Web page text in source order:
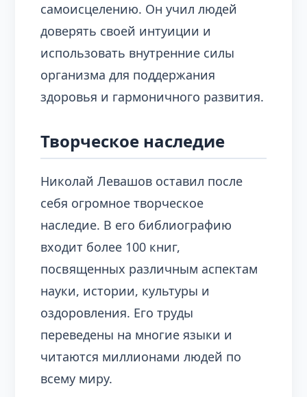
самоисцелению. Он учил людей
доверять своей интуиции и
использовать внутренние силы
организма для поддержания
здоровья и гармоничного развития.
Творческое наследие
Николай Левашов оставил после
себя огромное творческое
наследие. В его библиографию
входит более 100 книг,
посвященных различным аспектам
науки, истории, культуры и
оздоровления. Его труды
переведены на многие языки и
читаются миллионами людей по
всему миру.